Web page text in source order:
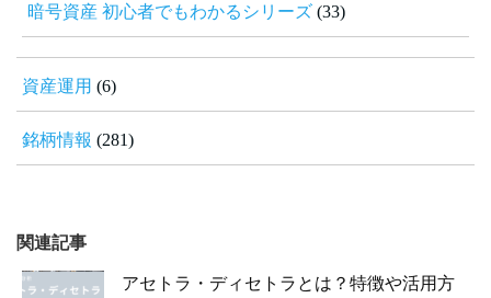
暗号資産 初心者でもわかるシリーズ (33)
資産運用 (6)
銘柄情報 (281)
関連記事
アセトラ・ディセトラとは？特徴や活用方